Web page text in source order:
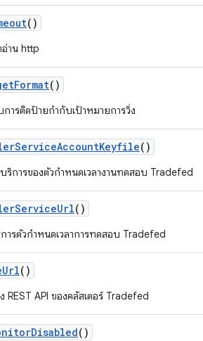
()
อ่าน http
Format()
ารติดป้ายกำกับเป้าหมายการวิ่ง
ServiceAccountKeyfile()
การของตัวกำหนดเวลางานทดสอบ Tradefed
ServiceUrl()
ารตัวกำหนดเวลาการทดสอบ Tradefed
Url()
REST API ของคลัสเตอร์ Tradefed
Disabled()